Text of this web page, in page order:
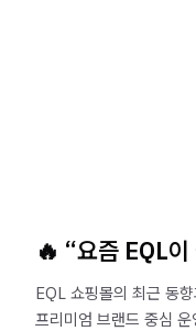
🔥 “요즘 EQL
EQL 쇼핑몰의 최근 동
프리미엄 브랜드 중심